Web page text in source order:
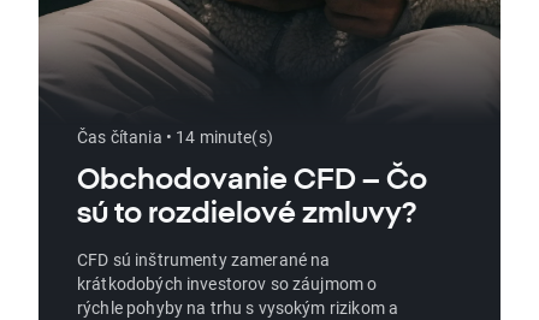
Čas čítania • 14 minute(s)
Obchodovanie CFD – Čo
sú to rozdielové zmluvy?
CFD sú inštrumenty zamerané na
krátkodobých investorov so záujmom o
rýchle pohyby na trhu s vysokým rizikom a